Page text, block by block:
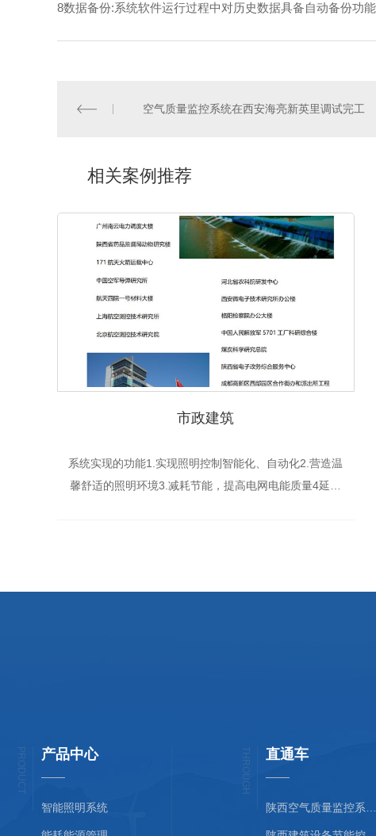
8数据备份:系统软件运行过程中对历史数据具备自动备份功能
空气质量监控系统在西安海亮新英里调试完工
相关案例推荐
市政建筑
系统实现的功能1.实现照明控制智能化、自动化2.营造温
馨舒适的照明环境3.减耗节能，提高电网电能质量4延长
产品中心
PRODUCT
智能照明系统
直通车
THROUGH
陕西空气质量监控系统安装